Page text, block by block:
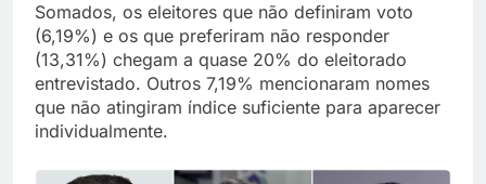
Somados, os eleitores que não definiram voto
(6,19%) e os que preferiram não responder
(13,31%) chegam a quase 20% do eleitorado
entrevistado. Outros 7,19% mencionaram nomes
que não atingiram índice suficiente para aparecer
individualmente.